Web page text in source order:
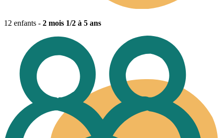
12 enfants - 2 mois 1/2 à 5 ans